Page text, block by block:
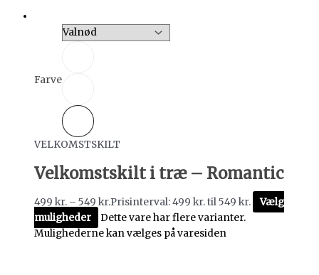
Farve
VELKOMSTSKILT
Velkomstskilt i træ – Romantic
499 kr. – 549 kr.Prisinterval: 499 kr. til 549 kr.
Vælg
muligheder
Dette vare har flere varianter.
Mulighederne kan vælges på varesiden